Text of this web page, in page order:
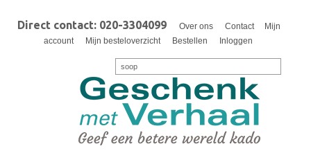
Direct contact: 020-3304099 Over ons Contact
Mijn
account
Mijn besteloverzicht Bestellen Inloggen